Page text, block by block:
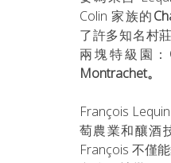
Colin 家族的
了許多知名村
兩塊特級園：
Montrachet。
François
萄農業和釀酒
François 不僅